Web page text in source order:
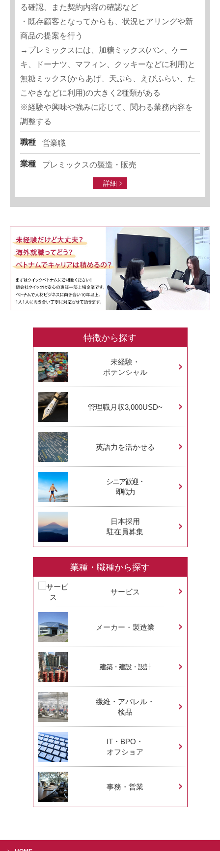
る確認、また契約内容の確認など
・既存顧客となってからも、状況ヒアリングや新
商品の提案を行う
→プレミックスには、加糖ミックス(パン、ケー
キ、ドーナツ、マフィン、クッキーなどに利用)と
無糖ミックス(からあげ、天ぷら、えびふらい、た
こやきなどに利用)の大きく2種類がある
※経験や興味や強みに応じて、関わる業務内容を
調整する
職種 営業職
業種 プレミックスの製造・販売
詳細
特徴から探す
未経験・
ポテンシャル
管理職月収3,000USD~
英語力を活かせる
シニア歓迎・
即戦力
日本採用
駐在員募集
業種・職種から探す
サービス
メーカー・製造業
建築・建設・設計
繊維・アパレル・
検品
IT・BPO・
オフショア
事務・営業